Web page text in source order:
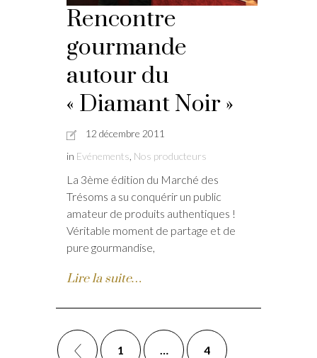
Rencontre
gourmande
autour du
« Diamant Noir »
12 décembre 2011
in Evénements, Nos producteurs
La 3ème édition du Marché des
Trésoms a su conquérir un public
amateur de produits authentiques !
Véritable moment de partage et de
pure gourmandise,
Lire la suite…
1 … 4